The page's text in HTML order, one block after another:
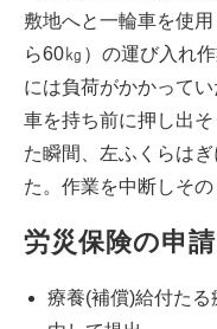
敷地へと一輪車を使
ら60㎏）の運び入れ
には負荷がかかって
車を持ち前に押し出
た瞬間、左ふくらは
た。作業を中断しその
労災保険の申請
療養(補償)給付た